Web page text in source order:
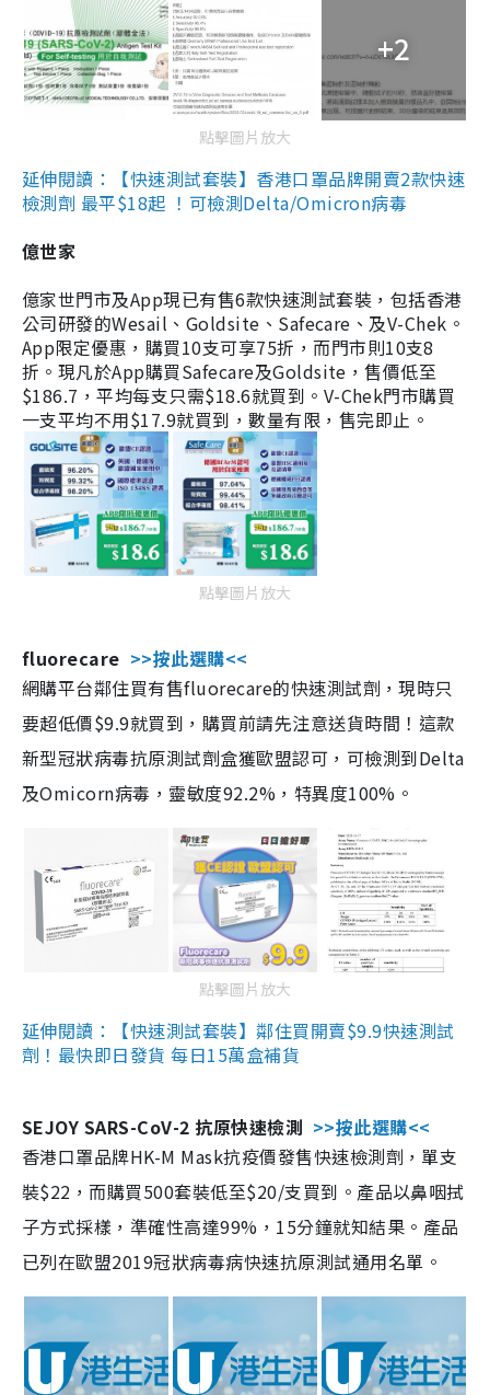
+2
點擊圖片放大
延伸閱讀：【快速測試套裝】香港口罩品牌開賣2款快速
檢測劑 最平$18起 ！可檢測Delta/Omicron病毒
億世家
億家世門市及App現已有售6款快速測試套裝，包括香港
公司研發的Wesail、Goldsite、Safecare、及V-Chek。
App限定優惠，購買10支可享75折，而門市則10支8
折。現凡於App購買Safecare及Goldsite，售價低至
$186.7，平均每支只需$18.6就買到。V-Chek門市購買
一支平均不用$17.9就買到，數量有限，售完即止。
點擊圖片放大
fluorecare >>按此選購<<
網購平台鄰住買有售fluorecare的快速測試劑，現時只
要超低價$9.9就買到，購買前請先注意送貨時間！這款
新型冠狀病毒抗原測試劑盒獲歐盟認可，可檢測到Delta
及Omicorn病毒，靈敏度92.2%，特異度100%。
點擊圖片放大
延伸閱讀：【快速測試套裝】鄰住買開賣$9.9快速測試
劑！最快即日發貨 每日15萬盒補貨
SEJOY SARS-CoV-2 抗原快速檢測 >>按此選購<<
香港口罩品牌HK-M Mask抗疫價發售快速檢測劑，單支
裝$22，而購買500套裝低至$20/支買到。產品以鼻咽拭
子方式採樣，準確性高達99%，15分鐘就知結果。產品
已列在歐盟2019冠狀病毒病快速抗原測試通用名單。